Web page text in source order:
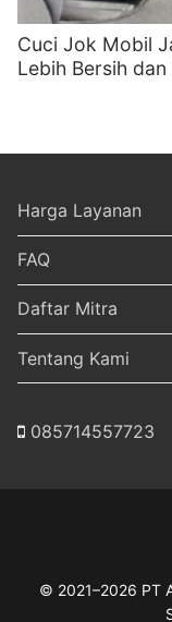
Cuci Jok Mobil
Lebih Bersih dan
Harga Layanan
FAQ
Daftar Mitra
Tentang Kami
085714557723
© 2021–2026 PT